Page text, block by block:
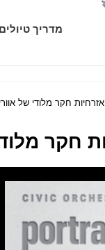
מדריך טיולים
אזרחיות חקר מלודי של
חקר